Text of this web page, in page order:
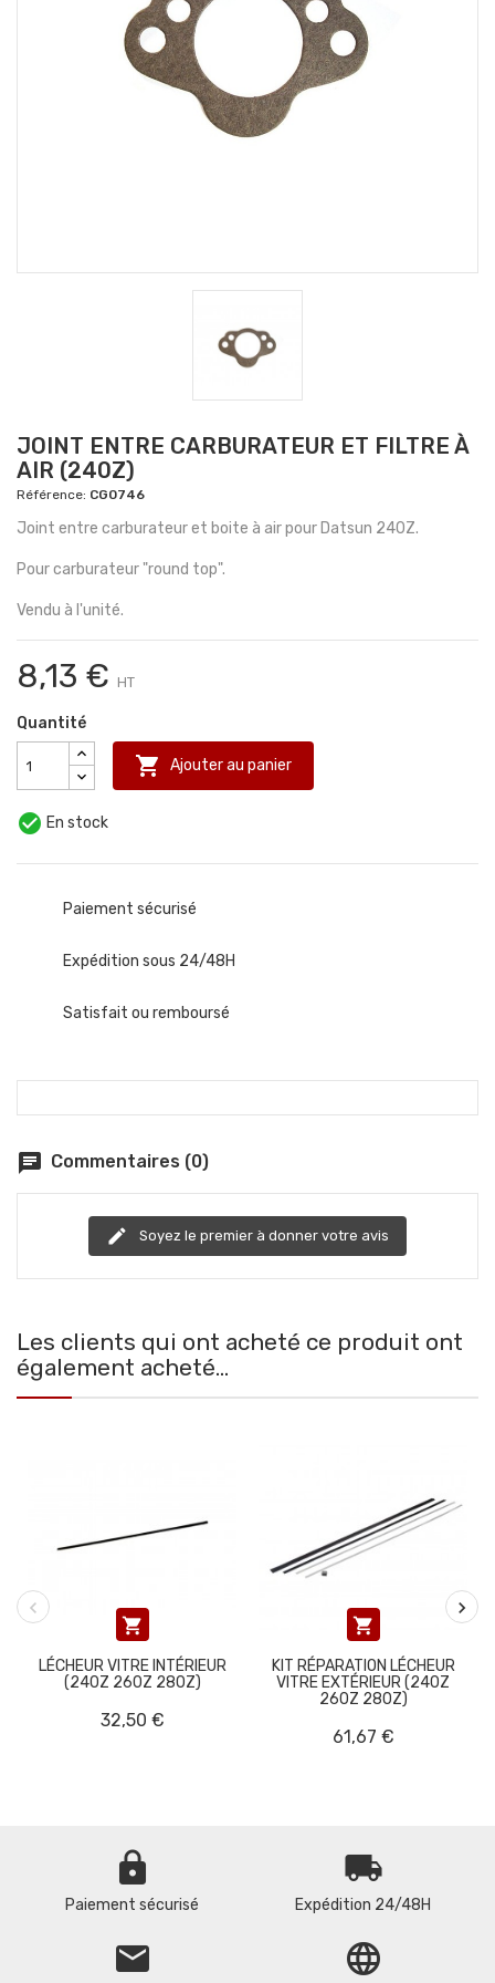
JOINT ENTRE CARBURATEUR ET FILTRE À
AIR (240Z)
Référence: CG0746
Joint entre carburateur et boite à air pour Datsun 240Z.
Pour carburateur "round top".
Vendu à l'unité.
8,13 € HT
Quantité
 Ajouter au panier
 En stock
Paiement sécurisé
Expédition sous 24/48H
Satisfait ou remboursé
chat Commentaires (0)
edit Soyez le premier à donner votre avis
Les clients qui ont acheté ce produit ont
également acheté...

LÉCHEUR VITRE INTÉRIEUR
(240Z 260Z 280Z)
32,50 €

KIT RÉPARATION LÉCHEUR
VITRE EXTÉRIEUR (240Z
260Z 280Z)
61,67 €
lock
Paiement sécurisé
local_shipping
Expédition 24/48H
email language